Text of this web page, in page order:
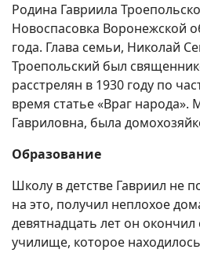
Родина Гавриила
Новоспасовка Воронежской
года. Глава семьи, Николай
Троепольский был
расстрелян в 1930 году по
время статье «Враг народа».
Гавриловна, была
Образование
Школу в детстве Гавриил не
на это, получил неплохое
девятнадцать лет он окончил
училище, которое